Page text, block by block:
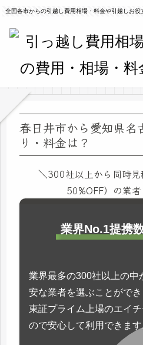
全国各市からの引越し費用相場・料金や引越しお役
春日井市から愛知県名
り・料金は？
＼300社以上から同時
50%OFF）の業
業界No.1提携
業界最多の300社以上の中
安な業者を選ぶことができ
東証プライム上場のエイ
ので安心して利用できま